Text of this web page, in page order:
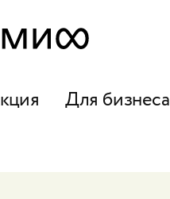
Для бизнеса